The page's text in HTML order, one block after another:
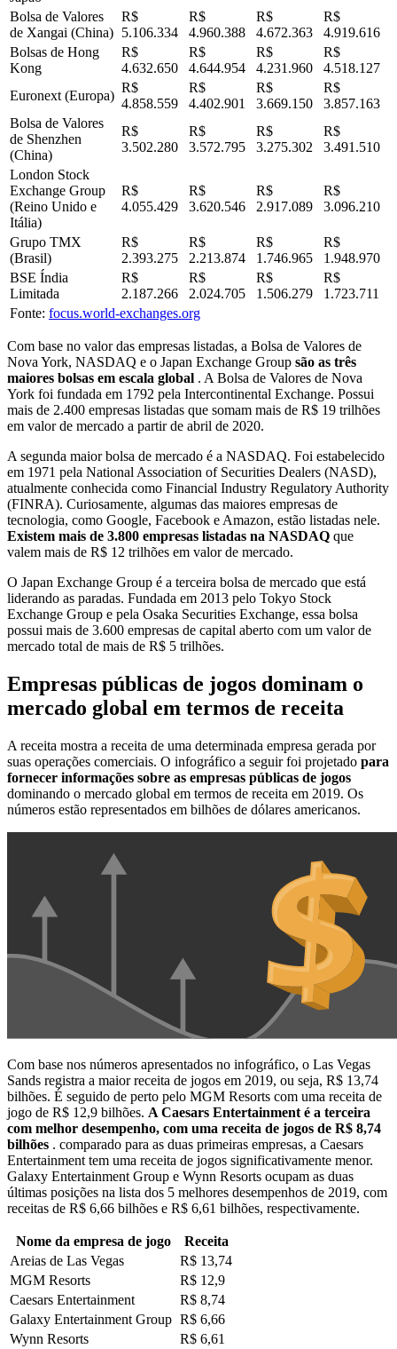
Bolsa de Valores
de Xangai (China)
R$
5.106.334
R$
4.960.388
R$
4.672.363
R$
4.919.616
Bolsas de Hong
Kong
R$
4.632.650
R$
4.644.954
R$
4.231.960
R$
4.518.127
Euronext (Europa)
R$
4.858.559
R$
4.402.901
R$
3.669.150
R$
3.857.163
Bolsa de Valores
de Shenzhen
(China)
R$
3.502.280
R$
3.572.795
R$
3.275.302
R$
3.491.510
London Stock
Exchange Group
(Reino Unido e
Itália)
R$
4.055.429
R$
3.620.546
R$
2.917.089
R$
3.096.210
Grupo TMX
(Brasil)
R$
2.393.275
R$
2.213.874
R$
1.746.965
R$
1.948.970
BSE Índia
Limitada
R$
2.187.266
R$
2.024.705
R$
1.506.279
R$
1.723.711
Fonte: focus.world-exchanges.org
Com base no valor das empresas listadas, a Bolsa de Valores de
Nova York, NASDAQ e o Japan Exchange Group são as três
maiores bolsas em escala global . A Bolsa de Valores de Nova
York foi fundada em 1792 pela Intercontinental Exchange. Possui
mais de 2.400 empresas listadas que somam mais de R$ 19 trilhões
em valor de mercado a partir de abril de 2020.
A segunda maior bolsa de mercado é a NASDAQ. Foi estabelecido
em 1971 pela National Association of Securities Dealers (NASD),
atualmente conhecida como Financial Industry Regulatory Authority
(FINRA). Curiosamente, algumas das maiores empresas de
tecnologia, como Google, Facebook e Amazon, estão listadas nele.
Existem mais de 3.800 empresas listadas na NASDAQ que
valem mais de R$ 12 trilhões em valor de mercado.
O Japan Exchange Group é a terceira bolsa de mercado que está
liderando as paradas. Fundada em 2013 pelo Tokyo Stock
Exchange Group e pela Osaka Securities Exchange, essa bolsa
possui mais de 3.600 empresas de capital aberto com um valor de
mercado total de mais de R$ 5 trilhões.
Empresas públicas de jogos dominam o
mercado global em termos de receita
A receita mostra a receita de uma determinada empresa gerada por
suas operações comerciais. O infográfico a seguir foi projetado para
fornecer informações sobre as empresas públicas de jogos
dominando o mercado global em termos de receita em 2019. Os
números estão representados em bilhões de dólares americanos.
Com base nos números apresentados no infográfico, o Las Vegas
Sands registra a maior receita de jogos em 2019, ou seja, R$ 13,74
bilhões. É seguido de perto pelo MGM Resorts com uma receita de
jogo de R$ 12,9 bilhões. A Caesars Entertainment é a terceira
com melhor desempenho, com uma receita de jogos de R$ 8,74
bilhões . comparado para as duas primeiras empresas, a Caesars
Entertainment tem uma receita de jogos significativamente menor.
Galaxy Entertainment Group e Wynn Resorts ocupam as duas
últimas posições na lista dos 5 melhores desempenhos de 2019, com
receitas de R$ 6,66 bilhões e R$ 6,61 bilhões, respectivamente.
Nome da empresa de jogo
Receita
Areias de Las Vegas
R$ 13,74
MGM Resorts
R$ 12,9
Caesars Entertainment
R$ 8,74
Galaxy Entertainment Group R$ 6,66
Wynn Resorts
R$ 6,61